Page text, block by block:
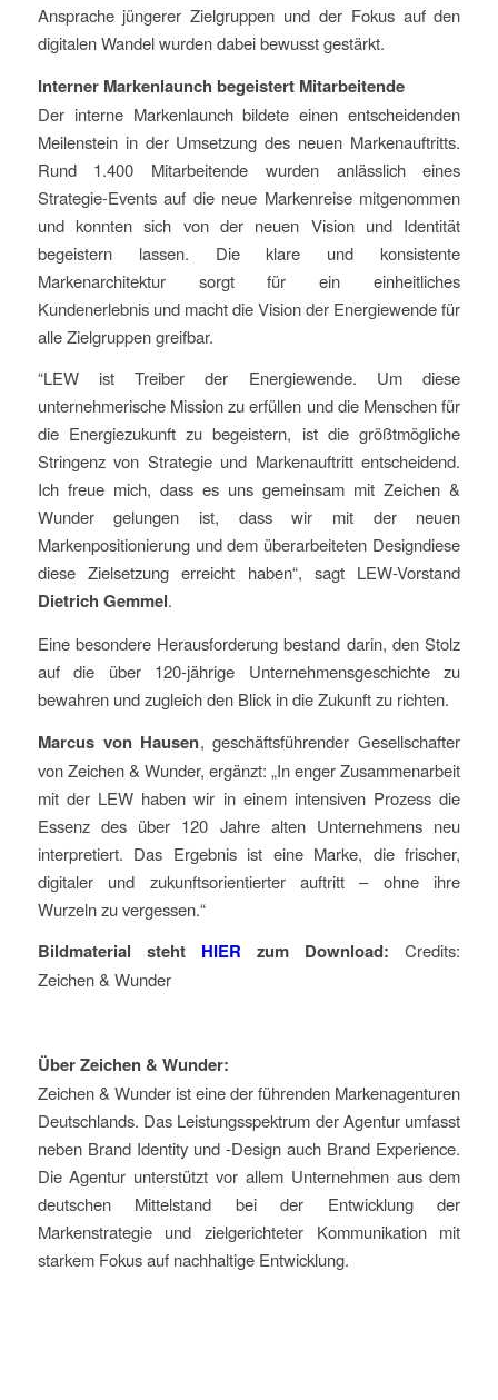
Ansprache jüngerer Zielgruppen und der Fokus auf den
digitalen Wandel wurden dabei bewusst gestärkt.
Interner Markenlaunch begeistert Mitarbeitende
Der interne Markenlaunch bildete einen entscheidenden
Meilenstein in der Umsetzung des neuen Markenauftritts.
Rund 1.400 Mitarbeitende wurden anlässlich eines
Strategie-Events auf die neue Markenreise mitgenommen
und konnten sich von der neuen Vision und Identität
begeistern lassen. Die klare und konsistente
Markenarchitektur sorgt für ein einheitliches
Kundenerlebnis und macht die Vision der Energiewende für
alle Zielgruppen greifbar.
“LEW ist Treiber der Energiewende. Um diese
unternehmerische Mission zu erfüllen und die Menschen für
die Energiezukunft zu begeistern, ist die größtmögliche
Stringenz von Strategie und Markenauftritt entscheidend.
Ich freue mich, dass es uns gemeinsam mit Zeichen &
Wunder gelungen ist, dass wir mit der neuen
Markenpositionierung und dem überarbeiteten Designdiese
diese Zielsetzung erreicht haben“, sagt LEW-Vorstand
Dietrich Gemmel.
Eine besondere Herausforderung bestand darin, den Stolz
auf die über 120-jährige Unternehmensgeschichte zu
bewahren und zugleich den Blick in die Zukunft zu richten.
Marcus von Hausen, geschäftsführender Gesellschafter
von Zeichen & Wunder, ergänzt: „In enger Zusammenarbeit
mit der LEW haben wir in einem intensiven Prozess die
Essenz des über 120 Jahre alten Unternehmens neu
interpretiert. Das Ergebnis ist eine Marke, die frischer,
digitaler und zukunftsorientierter auftritt – ohne ihre
Wurzeln zu vergessen.“
Bildmaterial steht HIERzum Download: Credits:
Zeichen & Wunder
Über Zeichen & Wunder:
Zeichen & Wunder ist eine der führenden Markenagenturen
Deutschlands. Das Leistungsspektrum der Agentur umfasst
neben Brand Identity und -Design auch Brand Experience.
Die Agentur unterstützt vor allem Unternehmen aus dem
deutschen Mittelstand bei der Entwicklung der
Markenstrategie und zielgerichteter Kommunikation mit
starkem Fokus auf nachhaltige Entwicklung.